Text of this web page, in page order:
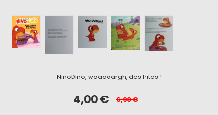
NinoDino, waaaaargh, des frites !
4,00€ 6,90€